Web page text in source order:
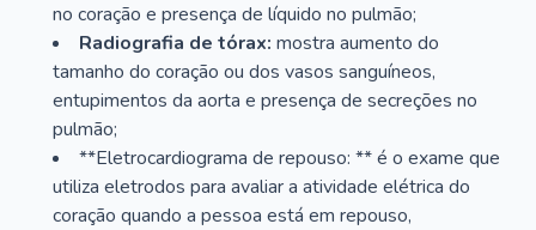
no coração e presença de líquido no pulmão;
Radiografia de tórax: mostra aumento do
tamanho do coração ou dos vasos sanguíneos,
entupimentos da aorta e presença de secreções no
pulmão;
**Eletrocardiograma de repouso: ** é o exame que
utiliza eletrodos para avaliar a atividade elétrica do
coração quando a pessoa está em repouso,